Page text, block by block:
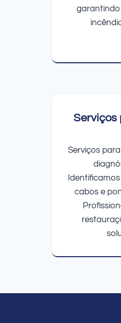
Serviços
Serviços
cabos e